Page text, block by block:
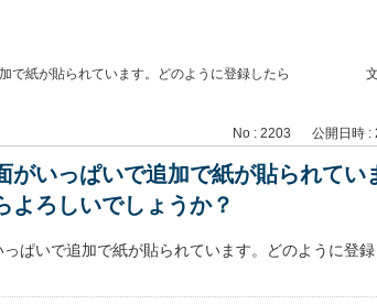
で紙が貼られています。どのように登録したら
No : 2203 公開日時 :
がいっぱいで追加で紙が貼られてい
よろしいでしょうか？
ぱいで追加で紙が貼られています。どのように登